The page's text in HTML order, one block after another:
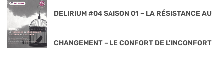
DELIRIUM #04 SAISON 01 – LA RÉSISTANCE AU
CHANGEMENT – LE CONFORT DE L’INCONFORT